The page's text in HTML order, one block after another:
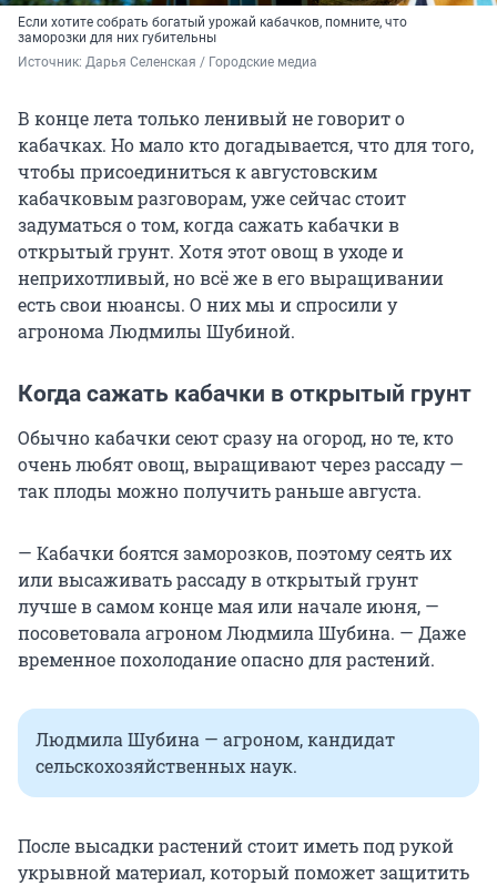
Если хотите собрать богатый урожай кабачков, помните, что
заморозки для них губительны
Источник: Дарья Селенская / Городские медиа
В конце лета только ленивый не говорит о
кабачках. Но мало кто догадывается, что для того,
чтобы присоединиться к августовским
кабачковым разговорам, уже сейчас стоит
задуматься о том, когда сажать кабачки в
открытый грунт. Хотя этот овощ в уходе и
неприхотливый, но всё же в его выращивании
есть свои нюансы. О них мы и спросили у
агронома Людмилы Шубиной.
Когда сажать кабачки в открытый грунт
Обычно кабачки сеют сразу на огород, но те, кто
очень любят овощ, выращивают через рассаду —
так плоды можно получить раньше августа.
— Кабачки боятся заморозков, поэтому сеять их
или высаживать рассаду в открытый грунт
лучше в самом конце мая или начале июня, —
посоветовала агроном Людмила Шубина. — Даже
временное похолодание опасно для растений.
Людмила Шубина — агроном, кандидат
сельскохозяйственных наук.
После высадки растений стоит иметь под рукой
укрывной материал, который поможет защитить